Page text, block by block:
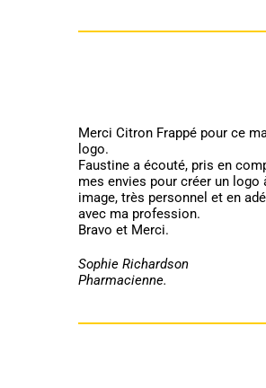
Merci Citron Frappé pour ce
logo.
Faustine a écouté, pris en
mes envies pour créer un logo
image, très personnel et en
avec ma profession.
Bravo et Merci.
Sophie Richardson
Pharmacienne.